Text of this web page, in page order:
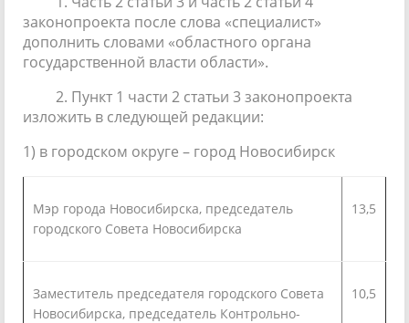
законопроекта после слова «специалист»
дополнить словами «областного органа
государственной власти области».
2. Пункт 1 части 2 статьи 3 законопроекта
изложить в следующей редакции:
1) в городском округе – город Новосибирск
Мэр города Новосибирска, председатель
городского Совета Новосибирска
13,5
Заместитель председателя городского Совета
Новосибирска, председатель Контрольно-
10,5